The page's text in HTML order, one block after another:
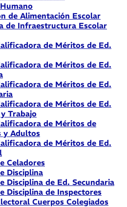
de Alimentación Escolar
de Infraestructura Escolar
de Méritos de Ed.
de Méritos de Ed.
de Méritos de Ed.
de Méritos de Ed.
Trabajo
de Méritos de
y Adultos
de Méritos de Ed.
Celadores
Disciplina
Disciplina de Ed. Secundaria
Disciplina de Inspectores
Cuerpos Colegiados